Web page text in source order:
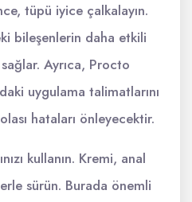
tüpü iyice çalkalayın.
bileşenlerin daha etkili
Ayrıca, Procto
uygulama talimatlarını
hataları önleyecektir.
kullanın. Kremi, anal
sürün. Burada önemli